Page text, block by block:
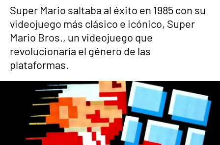
Asia peculiar tradición
Super Mario saltaba al éxito en 1985 con su
videojuego más clásico e icónico, Super
Mario Bros., un videojuego que
revolucionaría el género de las
plataformas.